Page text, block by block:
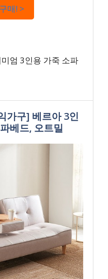
매! >
엄 3인용 가죽 소파
가구] 베르아 3인
베드, 오트밀